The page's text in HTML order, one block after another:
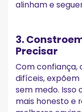
alinham e
3.
Precisar
Com confiança,
difíceis,
sem medo. Isso
mais honesto e